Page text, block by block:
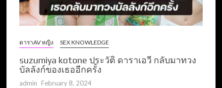
ดาราAV หญิง SEX KNOWLEDGE
suzumiya kotone ประวัติ ดาราเอวี กลับมาทวง
บัลลังก์ของเธออีกครั้ง
admin February 8, 2024